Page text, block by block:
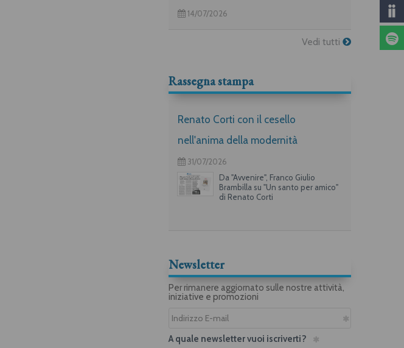
14/07/2026
Vedi tutti
Rassegna stampa
Renato Corti con il cesello
nell'anima della modernità
31/07/2026
Da "Avvenire", Franco Giulio
Brambilla su "Un santo per amico"
di Renato Corti
Newsletter
Per rimanere aggiornato sulle nostre attività,
iniziative e promozioni
A quale newsletter vuoi iscriverti?